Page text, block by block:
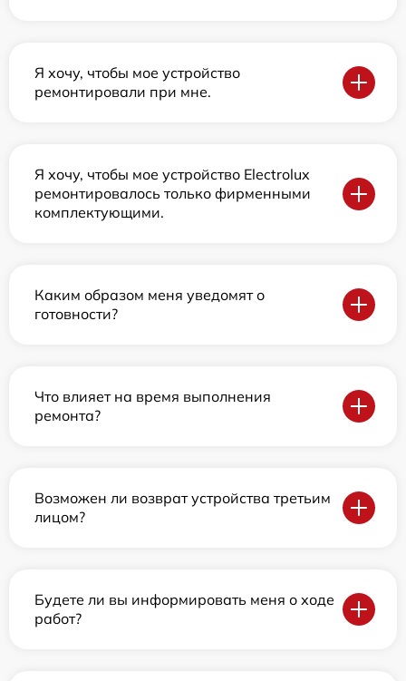
Я хочу, чтобы мое устройство
ремонтировали при мне.
Я хочу, чтобы мое устройство Electrolux
ремонтировалось только фирменными
комплектующими.
Каким образом меня уведомят о
готовности?
Что влияет на время выполнения
ремонта?
Возможен ли возврат устройства третьим
лицом?
Будете ли вы информировать меня о ходе
работ?